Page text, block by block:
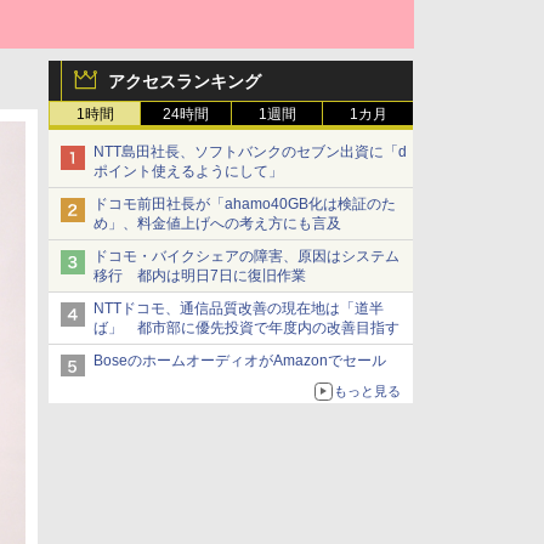
アクセスランキング
1時間 24時間 1週間 1カ月
NTT島田社長、ソフトバンクのセブン出資に「d
ポイント使えるようにして」
ドコモ前田社長が「ahamo40GB化は検証のた
め」、料金値上げへの考え方にも言及
ドコモ・バイクシェアの障害、原因はシステム
移行 都内は明日7日に復旧作業
NTTドコモ、通信品質改善の現在地は「道半
ば」 都市部に優先投資で年度内の改善目指す
BoseのホームオーディオがAmazonでセール
もっと見る